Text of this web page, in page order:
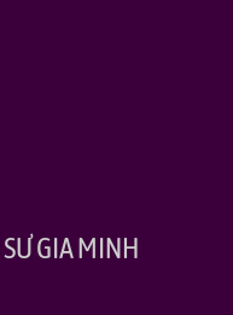
GIA MINH